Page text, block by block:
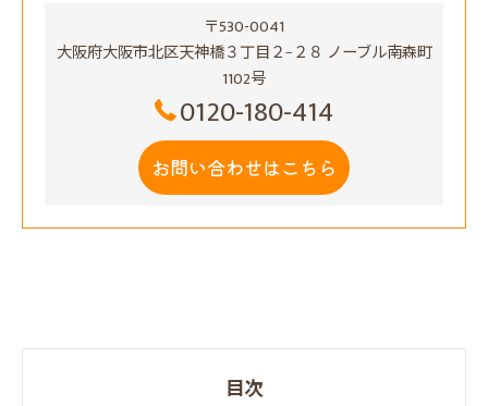
〒530-0041
大阪府大阪市北区天神橋３丁目２−２８ ノーブル南森町
1102号
0120-180-414
お問い合わせはこちら
目次